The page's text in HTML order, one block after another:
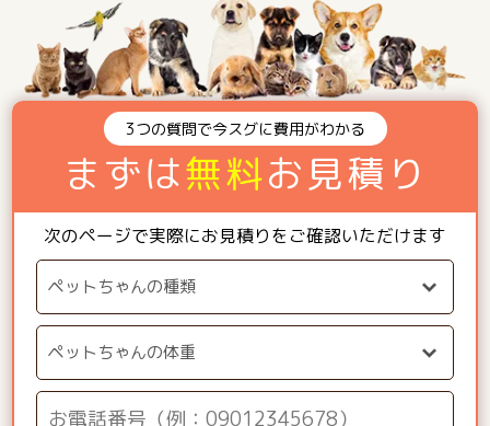
3つの質問で今スグに費用がわかる
まずは無料お見積り
次のページで実際にお見積りをご確認いただけます